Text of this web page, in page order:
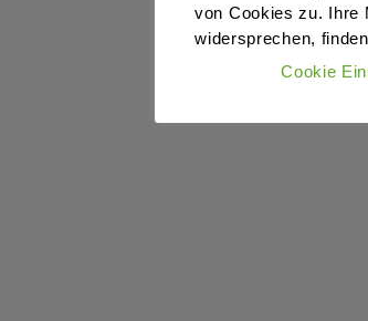
von Cookies zu. Ihre
widersprechen,
Cookie